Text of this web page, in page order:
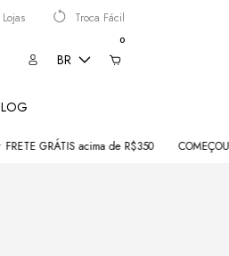
Troca Fácil
BR
0
acima de R$350 COMEÇOU 08.08: